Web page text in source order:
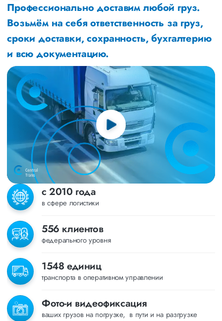
Профессионально доставим любой груз.
Возьмём на себя ответственность за груз,
сроки доставки, сохранность, бухгалтерию
и всю документацию.
с 2010 года
в сфере логистики
556 клиентов
федерального уровня
1548 единиц
транспорта в оперативном управлении
Фото-и видеофиксация
ваших грузов на погрузке, в пути и на разгрузке